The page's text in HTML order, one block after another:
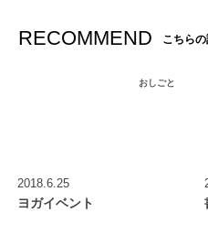
RECOMMEND こちらの
おしごと
2018.6.25
ヨガイベント